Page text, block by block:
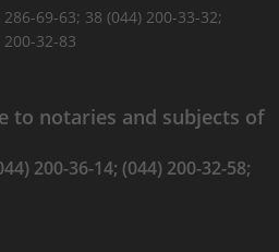
69-63; 38 (044) 200-33-32;
200-32-83
to notaries and subjects of
200-36-14; (044) 200-32-58;